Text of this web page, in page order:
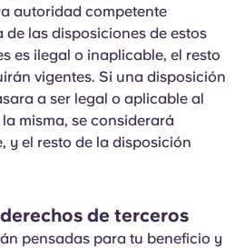
autoridad competente
las disposiciones de estos
es ilegal o inaplicable, el resto
vigentes. Si una disposición
a ser legal o aplicable al
misma, se considerará
y el resto de la disposición
de terceros
pensadas para tu beneficio y